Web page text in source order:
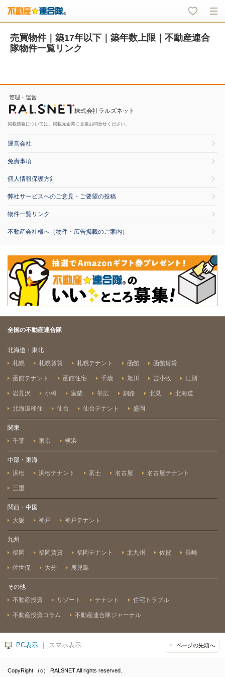
売買物件｜築17年以下｜築年数上限｜不動産連合
隊物件一覧リンク
管理・運営
株式会社ラルズネット
掲載情報については、掲載元企業に直接お問合せください。
運営会社
免責事項
個人情報保護方針
弊社サービスへのご意見・ご要望の投稿
物件一覧リンク
不動産会社様へ（物件・広告掲載のご案内）
全国の不動産連合隊
北海道・東北
札幌
札幌賃貸 札幌テナント 函館 函館賃貸
函館テナント 函館住宅 千歳 旭川 苫小牧 江別
岩見沢 小樽 室蘭 帯広 釧路 北見 北海道
北海道移住 仙台 仙台テナント 盛岡
関東
千葉
東京 横浜
中部・東海
浜松
浜松テナント 富士 名古屋 名古屋テナント
三重
関西・中国
大阪
神戸 神戸テナント
九州
福岡
福岡賃貸 福岡テナント 北九州 佐賀 長崎
佐世保 大分 鹿児島
その他
不動産投資
リゾート テナント 住宅トラブル
不動産投資コラム 不動産連合隊ジャーナル
PC表示 ｜ スマホ表示 ページの先頭へ
CopyRight （c） RALSNET All rights reserved.